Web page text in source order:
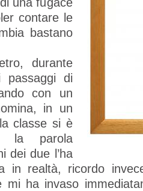
contare le
bastano
durante
passaggi di
con un
in un
classe si è
la parola
dei due l’ha
in realtà, ricordo
mi ha invaso